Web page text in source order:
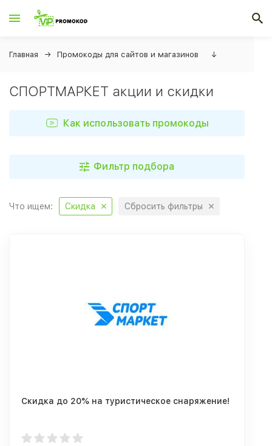
Главная Промокоды для сайтов и магазинов ↓
СПОРТМАРКЕТ акции и скидки
Как использовать промокоды
Фильтр подбора
Что ищем: Скидка Сбросить фильтры
Скидка до 20% на туристическое снаряжение!